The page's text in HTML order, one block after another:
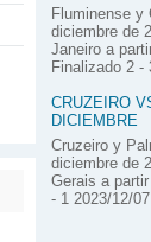
Fluminense y
diciembre de
Janeiro a
Finalizado 2 -
CRUZEIRO
DICIEMBRE
Cruzeiro y
diciembre de
Gerais a
- 1 2023/12/